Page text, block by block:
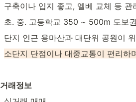
구축이나 입지 좋고, 엘베 교체 등
초. 중. 고등학교 350 ~ 500m 도보권
단지 인근 용마산과 대단위 공원이
소단지 단점이나 대중교통이 편리하
거래정보